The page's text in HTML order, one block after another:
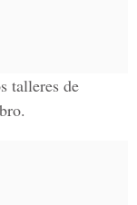
talleres de